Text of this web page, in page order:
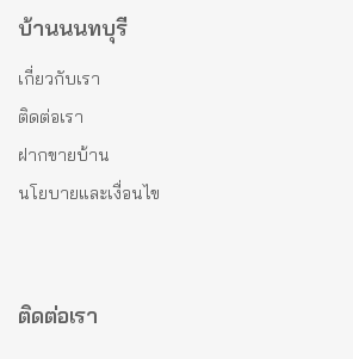
บ้านนนทบุรี
เกี่ยวกับเรา
ติดต่อเรา
ฝากขายบ้าน
นโยบายและเงื่อนไข
ติดต่อเรา